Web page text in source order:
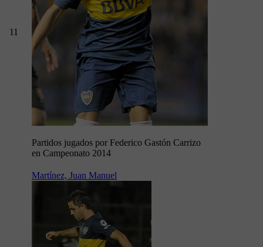
11
Partidos jugados por Federico Gastón Carrizo
en Campeonato 2014
Martínez, Juan Manuel